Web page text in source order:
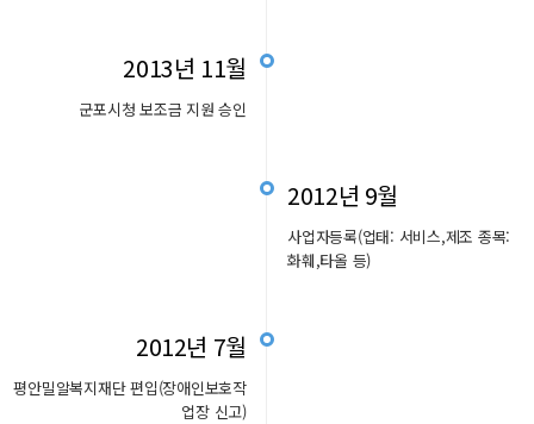
2013년 11월
군포시청 보조금 지원 승인
2012년 9월
사업자등록(업태: 서비스,제조 종목:
화훼,타올 등)
2012년 7월
평안밀알복지재단 편입(장애인보호작
업장 신고)